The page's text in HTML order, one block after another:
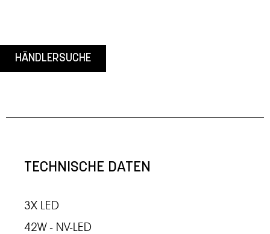
HÄNDLERSUCHE
TECHNISCHE DATEN
3X LED
42W - NV-LED